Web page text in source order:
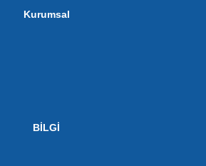
Kurumsal
BİLGİ